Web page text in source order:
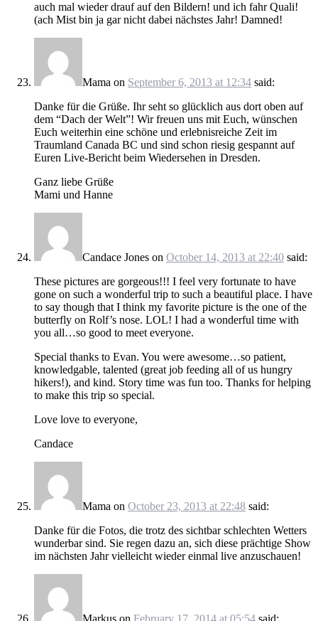
auch mal wieder drauf auf den Bildern! und ich fahr Quali!
(ach Mist bin ja gar nicht dabei nächstes Jahr! Damned!
Mama on September 6, 2013 at 12:34 said:
Danke für die Grüße. Ihr seht so glücklich aus dort oben auf
dem “Dach der Welt”! Wir freuen uns mit Euch, wünschen
Euch weiterhin eine schöne und erlebnisreiche Zeit im
Traumland Canada BC und sind schon riesig gespannt auf
Euren Live-Bericht beim Wiedersehen in Dresden.
Ganz liebe Grüße
Mami und Hanne
Candace Jones on October 14, 2013 at 22:40 said:
These pictures are gorgeous!!! I feel very fortunate to have
gone on such a wonderful trip to such a beautiful place. I have
to say though that I think my favorite picture is the one of the
butterfly on Rolf’s nose. LOL! I had a wonderful time with
you all…so good to meet everyone.
Special thanks to Evan. You were awesome…so patient,
knowledgable, talented (great job feeding all of us hungry
hikers!), and kind. Story time was fun too. Thanks for helping
to make this trip so special.
Love love to everyone,
Candace
Mama on October 23, 2013 at 22:48 said:
Danke für die Fotos, die trotz des sichtbar schlechten Wetters
wunderbar sind. Sie regen dazu an, sich diese prächtige Show
im nächsten Jahr vielleicht wieder einmal live anzuschauen!
Markus on February 17, 2014 at 05:54 said: